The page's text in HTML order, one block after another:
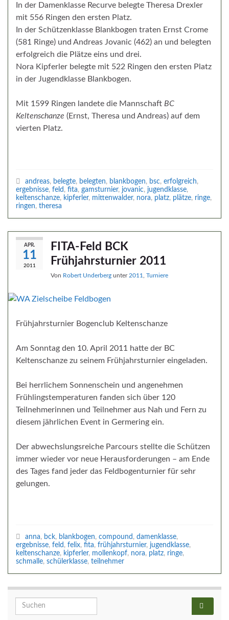
In der Damenklasse Recurve belegte Theresa Drexler
mit 556 Ringen den ersten Platz.
In der Schützenklasse Blankbogen traten Ernst Crome
(581 Ringe) und Andreas Jovanic (462) an und belegten
erfolgreich die Plätze eins und drei.
Nora Kipferler belegte mit 522 Ringen den ersten Platz
in der Jugendklasse Blankbogen.
Mit 1599 Ringen landete die Mannschaft BC
Keltenschanze (Ernst, Theresa und Andreas) auf dem
vierten Platz.
andreas, belegte, belegten, blankbogen, bsc, erfolgreich,
ergebnisse, feld , fita, gamsturnier, jovanic, jugendklasse,
keltenschanze, kipferler, mittenwalder, nora, platz, plätze, ringe,
ringen, theresa
APR.
11
2011
FITA-Feld BCK
Frühjahrsturnier 2011
Von Robert Underberg unter 2011 Turniere
Frühjahrsturnier Bogenclub Keltenschanze
Am Sonntag den 10. April 2011 hatte der BC
Keltenschanze zu seinem Frühjahrsturnier eingeladen.
Bei herrlichem Sonnenschein und angenehmen
Frühlingstemperaturen fanden sich über 120
Teilnehmerinnen und Teilnehmer aus Nah und Fern zu
diesem jährlichen Event in Germering ein.
Der abwechslungsreiche Parcours stellte die Schützen
immer wieder vor neue Herausforderungen – am Ende
des Tages fand jeder das Feldbogenturnier für sehr
gelungen.
anna, bck, blankbogen, compound , damenklasse,
ergebnisse, feld , felix, fita, frühjahrsturnier, jugendklasse,
keltenschanze, kipferler, mollenkopf, nora, platz, ringe,
schmalle, schülerklasse, teilnehmer
Search for: